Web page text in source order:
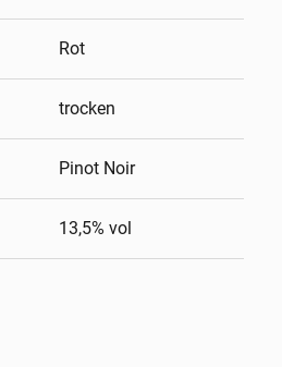
Rot
trocken
Pinot Noir
13,5% vol